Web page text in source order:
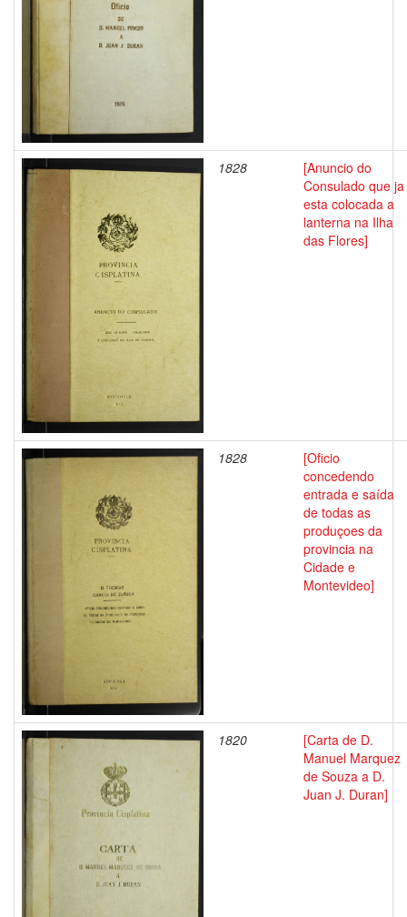
1828
[Anuncio do
Consulado que ja
esta colocada a
lanterna na Ilha
das Flores]
1828
[Oficio
concedendo
entrada e saída
de todas as
produçoes da
provincia na
Cidade e
Montevideo]
1820
[Carta de D.
Manuel Marquez
de Souza a D.
Juan J. Duran]